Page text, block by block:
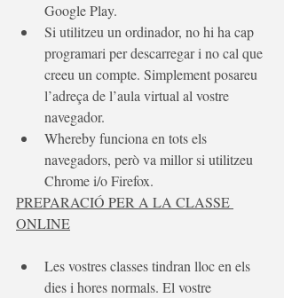
Google Play.
Si utilitzeu un ordinador, no hi ha cap
programari per descarregar i no cal que
creeu un compte. Simplement posareu
l’adreça de l’aula virtual al vostre
navegador.
Whereby funciona en tots els
navegadors, però va millor si utilitzeu
Chrome i/o Firefox.
PREPARACIÓ PER A LA CLASSE
ONLINE
Les vostres classes tindran lloc en els
dies i hores normals. El vostre